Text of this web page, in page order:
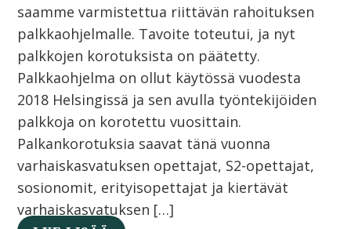
saamme varmistettua riittävän rahoituksen
palkkaohjelmalle. Tavoite toteutui, ja nyt
palkkojen korotuksista on päätetty.
Palkkaohjelma on ollut käytössä vuodesta
2018 Helsingissä ja sen avulla työntekijöiden
palkkoja on korotettu vuosittain.
Palkankorotuksia saavat tänä vuonna
varhaiskasvatuksen opettajat, S2-opettajat,
sosionomit, erityisopettajat ja kiertävät
varhaiskasvatuksen […]